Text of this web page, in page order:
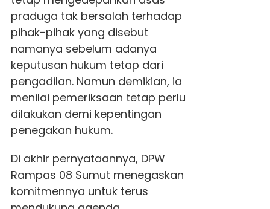
praduga tak bersalah terhadap
pihak-pihak yang disebut
namanya sebelum adanya
keputusan hukum tetap dari
pengadilan. Namun demikian, ia
menilai pemeriksaan tetap perlu
dilakukan demi kepentingan
penegakan hukum.
Di akhir pernyataannya, DPW
Rampas 08 Sumut menegaskan
komitmennya untuk terus